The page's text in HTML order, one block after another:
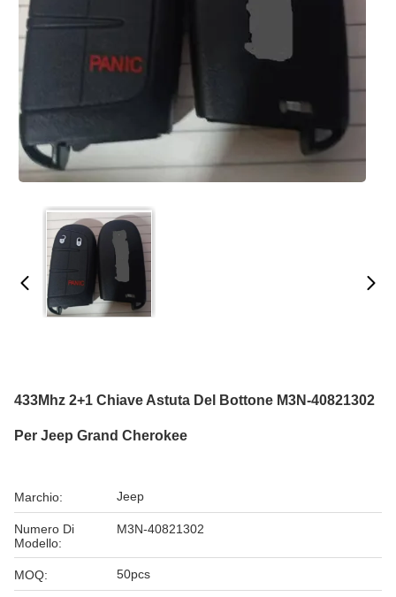
433Mhz 2+1 Chiave Astuta Del Bottone M3N-40821302
Per Jeep Grand Cherokee
Marchio: Jeep
Numero Di
Modello:
M3N-40821302
MOQ: 50pcs